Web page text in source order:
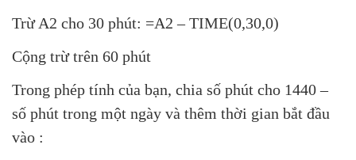
Trừ A2 cho 30 phút: =A2 – TIME(0,30,0)
Cộng trừ trên 60 phút
Trong phép tính của bạn, chia số phút cho 1440 –
số phút trong một ngày và thêm thời gian bắt đầu
vào :